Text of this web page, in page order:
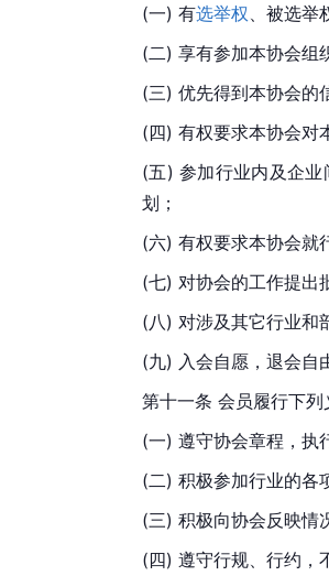
(一) 有选举权 、被选
(二) 享有参加本协会组
(三) 优先得到本协会的
(四) 有权要求本协会对
(五) 参加行业内及企
划；
(六) 有权要求本协会就
(七) 对协会的工作提出
(八) 对涉及其它行业和
(九) 入会自愿，退会自
第十一条 会员履行下列
(一) 遵守协会章程，执
(二) 积极参加行业的各
(三) 积极向协会反映情
(四) 遵守行规、行约，